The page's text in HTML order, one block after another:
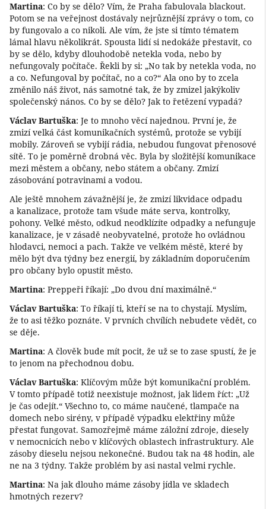
Martina: Co by se dělo? Vím, že Praha fabulovala blackout.
Potom se na veřejnost dostávaly nejrůznější zprávy o tom, co
by fungovalo a co nikoli. Ale vím, že jste si tímto tématem
lámal hlavu několikrát. Spousta lidí si nedokáže přestavit, co
by se dělo, kdyby dlouhodobě netekla voda, nebo by
nefungovaly počítače. Řekli by si: „No tak by netekla voda, no
a co. Nefungoval by počítač, no a co?“ Ala ono by to zcela
změnilo náš život, nás samotné tak, že by zmizel jakýkoliv
společenský nános. Co by se dělo? Jak to řetězení vypadá?
Václav Bartuška: Je to mnoho věcí najednou. První je, že
zmizí velká část komunikačních systémů, protože se vybijí
mobily. Zároveň se vybijí rádia, nebudou fungovat přenosové
sítě. To je poměrně drobná věc. Byla by složitější komunikace
mezi městem a občany, nebo státem a občany. Zmizí
zásobování potravinami a vodou.
Ale ještě mnohem závažnější je, že zmizí likvidace odpadu
a kanalizace, protože tam všude máte serva, kontrolky,
pohony. Velké město, odkud neodklízíte odpadky a nefunguje
kanalizace, je v zásadě neobyvatelné, protože ho ovládnou
hlodavci, nemoci a pach. Takže ve velkém městě, které by
mělo být dva týdny bez energií, by základním doporučením
pro občany bylo opustit město.
Martina: Preppeři říkají: „Do dvou dní maximálně.“
Václav Bartuška: To říkají ti, kteří se na to chystají. Myslím,
že to asi těžko poznáte. V prvních chvílích nebudete vědět, co
se děje.
Martina: A člověk bude mít pocit, že už se to zase spustí, že je
to jenom na přechodnou dobu.
Václav Bartuška: Klíčovým může být komunikační problém.
V tomto případě totiž neexistuje možnost, jak lidem říct: „Už
je čas odejít.“ Všechno to, co máme naučené, tlampače na
domech nebo sirény, v případě výpadku elektřiny může
přestat fungovat. Samozřejmě máme záložní zdroje, diesely
v nemocnicích nebo v klíčových oblastech infrastruktury. Ale
zásoby dieselu nejsou nekonečné. Budou tak na 48 hodin, ale
ne na 3 týdny. Takže problém by asi nastal velmi rychle.
Martina: Na jak dlouho máme zásoby jídla ve skladech
hmotných rezerv?